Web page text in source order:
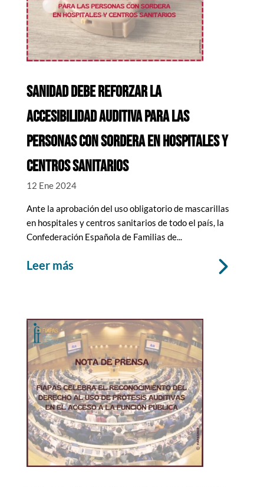
SANIDAD DEBE REFORZAR LA
ACCESIBILIDAD AUDITIVA PARA LAS
PERSONAS CON SORDERA EN HOSPITALES Y
CENTROS SANITARIOS
12 Ene 2024
Ante la aprobación del uso obligatorio de mascarillas
en hospitales y centros sanitarios de todo el país, la
Confederación Española de Familias de...
leer más